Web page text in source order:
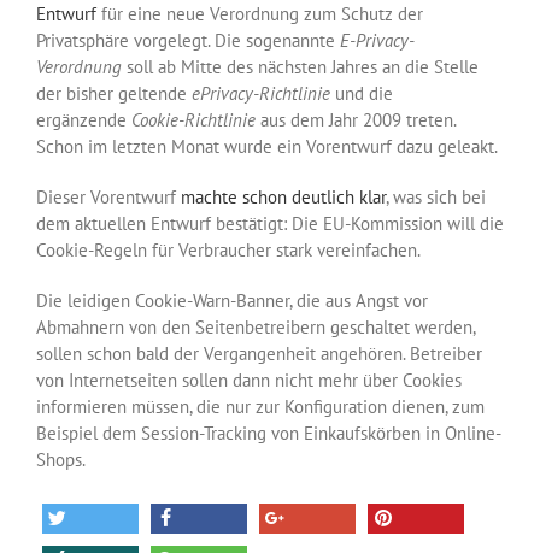
Entwurf für eine neue Verordnung zum Schutz der
Privatsphäre vorgelegt. Die sogenannte E-Privacy-
Verordnung soll ab Mitte des nächsten Jahres an die Stelle
der bisher geltende ePrivacy-Richtlinie und die
ergänzende Cookie-Richtlinie aus dem Jahr 2009 treten.
Schon im letzten Monat wurde ein Vorentwurf dazu geleakt.
Dieser Vorentwurf machte schon deutlich klar, was sich bei
dem aktuellen Entwurf bestätigt: Die EU-Kommission will die
Cookie-Regeln für Verbraucher stark vereinfachen.
Die leidigen Cookie-Warn-Banner, die aus Angst vor
Abmahnern von den Seitenbetreibern geschaltet werden,
sollen schon bald der Vergangenheit angehören. Betreiber
von Internetseiten sollen dann nicht mehr über Cookies
informieren müssen, die nur zur Konfiguration dienen, zum
Beispiel dem Session-Tracking von Einkaufskörben in Online-
Shops.